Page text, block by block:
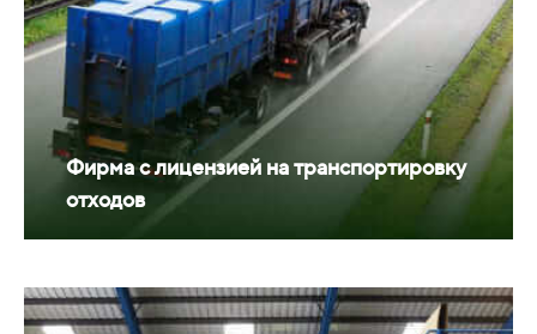
Фирма с лицензией на транспортировку
отходов